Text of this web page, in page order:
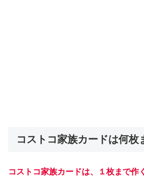
コストコ家族カードは何枚
コストコ家族カードは、１枚まで作